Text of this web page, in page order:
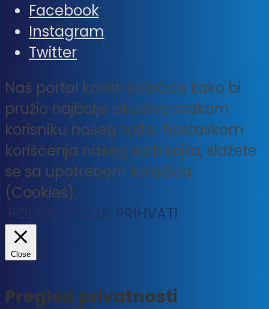
Facebook
Instagram
Twitter
Naš portal koristi kolačiće kako bi
pružio najbolje iskustvo svakom
korisniku našeg sajta. Nastavkom
korišćenja našeg web sajta, slažete
se sa upotrebom kolačića
(Cookies).
PODEŠAVANJA PRIHVATI
Close
Pregled privatnosti